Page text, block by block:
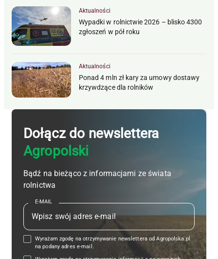
Aktualności
Wypadki w rolnictwie 2026 – blisko 4300
zgłoszeń w pół roku
Aktualności
Ponad 4 mln zł kary za umowy dostawy
krzywdzące dla rolników
Dołącz do newslettera
Agropolski
Bądź na bieżąco z informacjami ze świata
rolnictwa
E-MAIL
Wyrażam zgodę na otrzymywanie newslettera od Agropolska.pl
na podany adres e-mail.